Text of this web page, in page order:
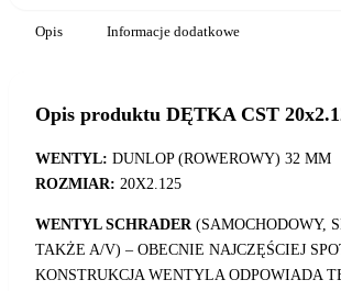
Opis Informacje dodatkowe
Opis produktu DĘTKA CST
WENTYL: DUNLOP (ROWEROWY) 32 MM
ROZMIAR: 20X2.125
WENTYL SCHRADER(SAMOCHODOWY,
TAKŻE A/V) – OBECNIE NAJCZĘŚCIEJ
KONSTRUKCJA WENTYLA ODPOWIADA